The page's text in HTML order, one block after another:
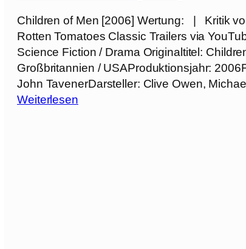
n
[
1
Children of Men [2006] Wertung: | Kritik
Rotten Tomatoes Classic Trailers via
Science Fiction / Drama Originaltitel:
Großbritannien / USAProduktionsjahr:
John TavenerDarsteller: Clive Owen,
Weiterlesen: